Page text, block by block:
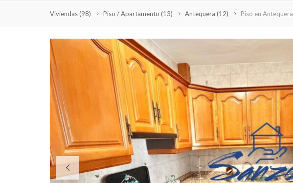
Viviendas(98) Piso / Apartamento (13) Antequera (12) Piso en Antequera